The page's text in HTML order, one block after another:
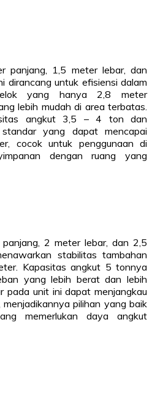
panjang, 1,5 meter lebar, dan
dirancang untuk efisiensi dalam
yang hanya 2,8 meter
lebih mudah di area terbatas.
angkut 3,5 – 4 ton dan
yang dapat mencapai
cocok untuk penggunaan di
dengan ruang yang
2 meter lebar, dan 2,5
stabilitas tambahan
Kapasitas angkut 5 tonnya
yang lebih berat dan lebih
pada unit ini dapat menjangkau
pilihan yang baik
memerlukan daya angkut